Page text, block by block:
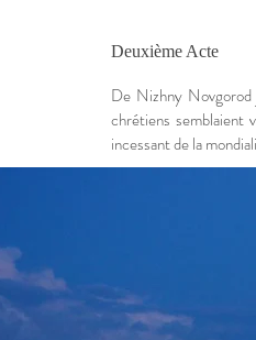
Deuxième Acte
De Nizhny Novgorod
chrétiens semblaient
incessant de la